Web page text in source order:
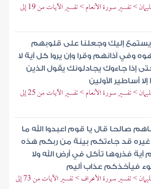
تفسير مقاتل بن سليمان > تفسير سورة الأنعام > تفسير الآيات من 19 إلى
إليك وجعلنا على قلوبهم
وفي آذانهم وقرا وإن يروا كل آية لا
إذا جاءوك يجادلونك يقول الذين
أساطير الأولين
تفسير مقاتل بن سليمان > تفسير سورة الأنعام > تفسير الآيات من 25 إلى
صالحا قال يا قوم اعبدوا الله ما
قد جاءتكم بينة من ربكم هذه
آية فذروها تأكل في أرض الله ولا
فيأخذكم عذاب أليم
تفسير مقاتل بن سليمان > تفسير سورة الأعراف > تفسير الآيات من 73 إلى